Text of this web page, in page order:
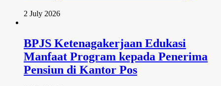
2 July 2026
BPJS Ketenagakerjaan Edukasi
Manfaat Program kepada Penerima
Pensiun di Kantor Pos